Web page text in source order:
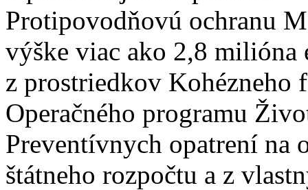
Protipovodňovú ochranu
výške viac ako 2,8 milióna
z prostriedkov Kohézneho
Operačného programu
Preventívnych opatrení na
štátneho rozpočtu a z